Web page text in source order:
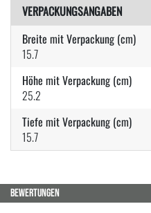
VERPACKUNGSANGABEN
Breite mit Verpackung (cm)
15.7
Höhe mit Verpackung (cm)
25.2
Tiefe mit Verpackung (cm)
15.7
BEWERTUNGEN